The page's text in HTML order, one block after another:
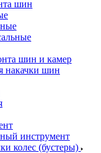
шин
шин и камер
накачки шин
инструмент
колес (бустеры)